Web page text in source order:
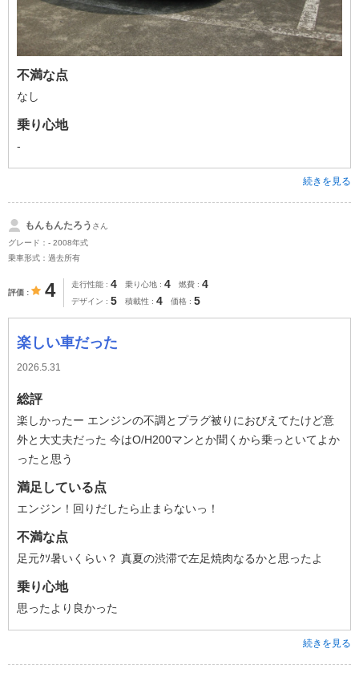
不満な点
なし
乗り心地
-
続きを見る
もんもんたろう さん
グレード：- 2008年式
乗車形式：過去所有
評価 4 走行性能 4 乗り心地 4 燃費 4
デザイン 5 積載性 4 価格 5
楽しい車だった
2026.5.31
総評
楽しかったー エンジンの不調とプラグ被りにおびえてたけど意
外と大丈夫だった 今はO/H200マンとか聞くから乗っといてよか
ったと思う
満足している点
エンジン！回りだしたら止まらないっ！
不満な点
足元ｸｿ暑いくらい？ 真夏の渋滞で左足焼肉なるかと思ったよ
乗り心地
思ったより良かった
続きを見る